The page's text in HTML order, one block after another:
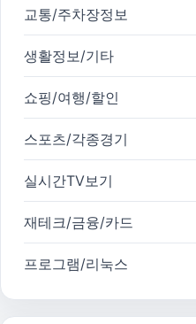
교통/주차장정보
생활정보/기타
쇼핑/여행/할인
스포츠/각종경기
실시간TV보기
재테크/금융/카드
프로그램/리눅스